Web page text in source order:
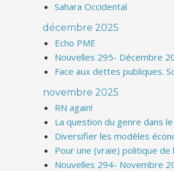
Sahara Occidental
décembre 2025
Echo PME
Nouvelles 295- Décembre
Face aux dettes publiques.
novembre 2025
RN again!
La question du genre dans
Diversifier les modèles
Pour une (vraie) politique de
Nouvelles 294- Novembre